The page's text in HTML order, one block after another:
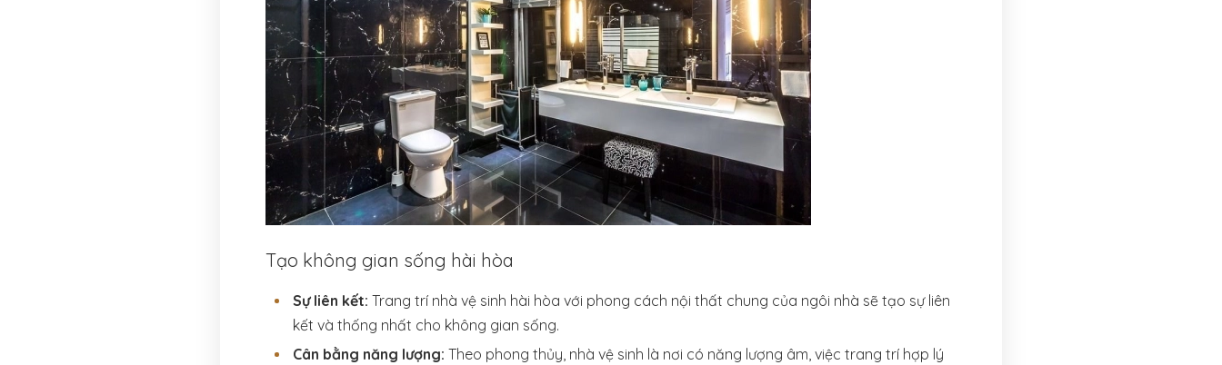
Tạo không gian sống hài hòa
Sự liên kết: Trang trí nhà vệ sinh hài hòa với phong cách nội thất chung của ngôi nhà sẽ tạo sự liên
kết và thống nhất cho không gian sống.
Cân bằng năng lượng: Theo phong thủy, nhà vệ sinh là nơi có năng lượng âm, việc trang trí hợp lý